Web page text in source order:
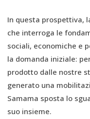
In questa prospettiva,
che interroga le
sociali, economiche e
la domanda iniziale:
prodotto dalle nostre
generato una
Samama sposta lo
suo insieme.